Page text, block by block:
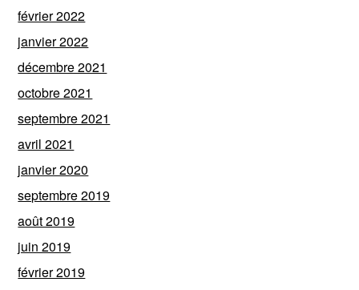
février 2022
janvier 2022
décembre 2021
octobre 2021
septembre 2021
avril 2021
janvier 2020
septembre 2019
août 2019
juin 2019
février 2019